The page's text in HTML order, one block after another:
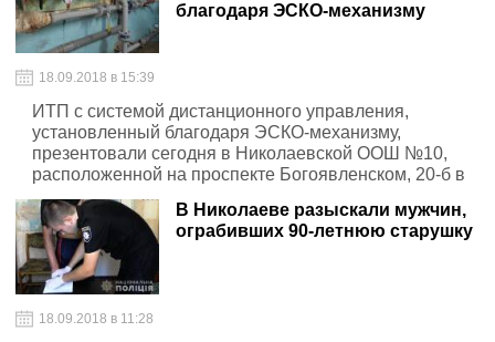
благодаря ЭСКО-механизму
18.09.2018 в 15:39
ИТП с системой дистанционного управления,
установленный благодаря ЭСКО-механизму,
презентовали сегодня в Николаевской ООШ №10,
расположенной на проспекте Богоявленском, 20-б в
рамках «Марафона ЭСКО-проектов»
В Николаеве разыскали мужчин,
ограбивших 90-летнюю старушку
18.09.2018 в 11:28